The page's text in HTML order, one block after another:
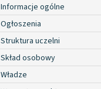
Informacje ogólne
Ogłoszenia
Struktura uczelni
Skład osobowy
Władze